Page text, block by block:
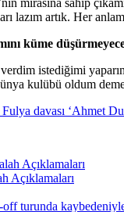
lazım artık. Her
küme
istediğimi
kulübü oldum
davası ‘Ahmet
Açıklamaları